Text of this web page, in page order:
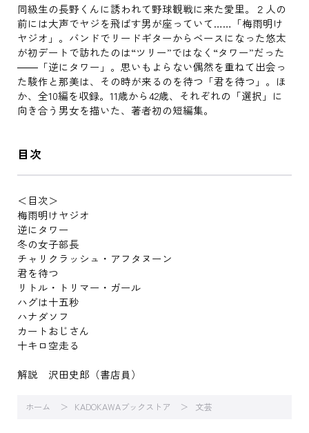
同級生の長野くんに誘われて野球観戦に来た愛里。２人の
前には大声でヤジを飛ばす男が座っていて……「梅雨明け
ヤジオ」。バンドでリードギターからベースになった悠太
が初デートで訪れたのは“ツリー”ではなく“タワー”だった
――「逆にタワー」。思いもよらない偶然を重ねて出会っ
た駿作と那美は、その時が来るのを待つ「君を待つ」。ほ
か、全10編を収録。11歳から42歳、それぞれの「選択」に
向き合う男女を描いた、著者初の短編集。
目次
＜目次＞
梅雨明けヤジオ
逆にタワー
冬の女子部長
チャリクラッシュ・アフタヌーン
君を待つ
リトル・トリマー・ガール
ハグは十五秒
ハナダソフ
カートおじさん
十キロ空走る
解説 沢田史郎（書店員）
ホーム KADOKAWAブックストア 文芸